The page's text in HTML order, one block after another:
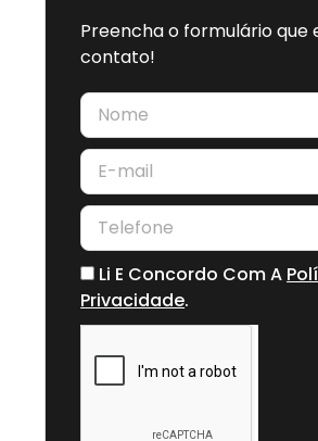
Preencha o formulário
contato!
Li E Concordo Com A
Privacidade.